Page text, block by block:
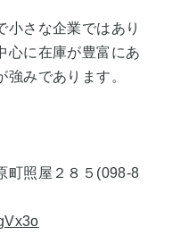
小さな企業ではあり
心に在庫が豊富にあ
みであります。
照屋２８５(098-8